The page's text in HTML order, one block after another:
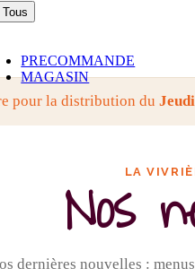
Tous
PRECOMMANDE
MAGASIN
pour la distribution du
LA
Nos
dernières nouvelles :